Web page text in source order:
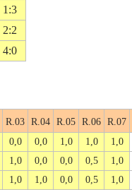
1:3
2:2
4:0
R.03 R.04 R.05 R.06 R.07
0,0 0,0 1,0 1,0 1,0
1,0 0,0 0,0 0,5 1,0
1,0 1,0 0,0 0,5 1,0